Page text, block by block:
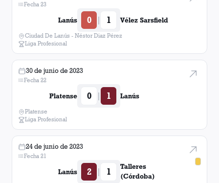
Fecha 23
Lanús 0 | 1 Vélez Sarsfield
Ciudad De Lanús - Néstor Diaz Pérez
Liga Profesional
30 de junio de 2023
Fecha 22
Platense 0 | 1 Lanús
Platense
Liga Profesional
24 de junio de 2023
Fecha 21
Lanús 2 | 1
Talleres
(Córdoba)